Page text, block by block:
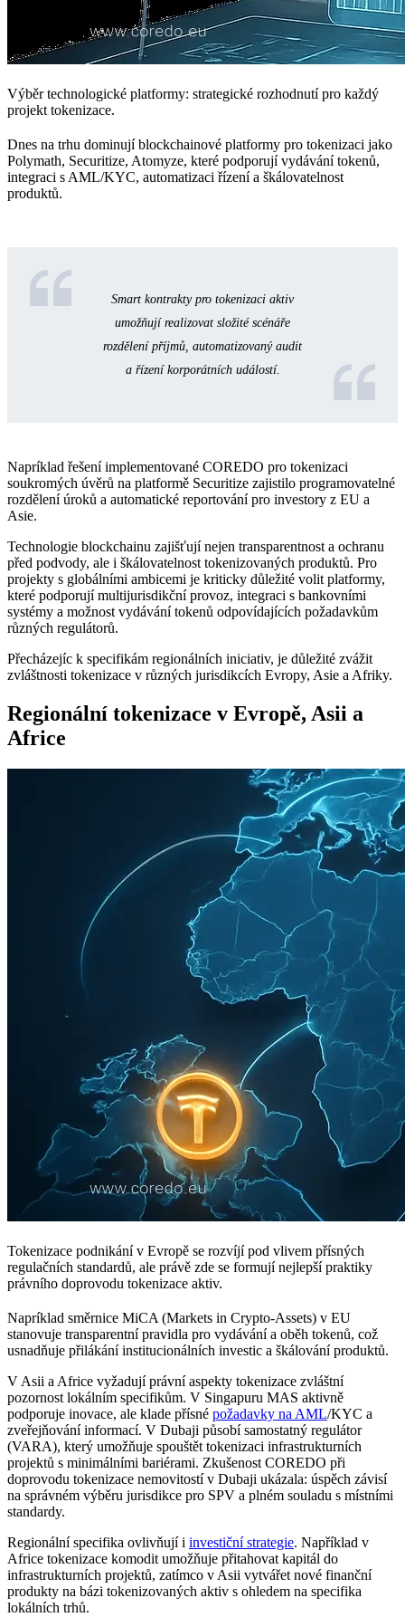
Výběr technologické platformy: strategické rozhodnutí pro každý
projekt tokenizace.
Dnes na trhu dominují blockchainové platformy pro tokenizaci jako
Polymath, Securitize, Atomyze, které podporují vydávání tokenů,
integraci s AML/KYC, automatizaci řízení a škálovatelnost
produktů.
Smart kontrakty pro tokenizaci aktiv
umožňují realizovat složité scénáře
rozdělení příjmů, automatizovaný audit
a řízení korporátních událostí.
Napríklad řešení implementované COREDO pro tokenizaci
soukromých úvěrů na platformě Securitize zajistilo programovatelné
rozdělení úroků a automatické reportování pro investory z EU a
Asie.
Technologie blockchainu zajišťují nejen transparentnost a ochranu
před podvody, ale i škálovatelnost tokenizovaných produktů. Pro
projekty s globálními ambicemi je kriticky důležité volit platformy,
které podporují multijurisdikční provoz, integraci s bankovními
systémy a možnost vydávání tokenů odpovídajících požadavkům
různých regulátorů.
Přecházejíc k specifikám regionálních iniciativ, je důležité zvážit
zvláštnosti tokenizace v různých jurisdikcích Evropy, Asie a Afriky.
Regionální tokenizace v Evropě, Asii a
Africe
Tokenizace podnikání v Evropě se rozvíjí pod vlivem přísných
regulačních standardů, ale právě zde se formují nejlepší praktiky
právního doprovodu tokenizace aktiv.
Napríklad směrnice MiCA (Markets in Crypto-Assets) v EU
stanovuje transparentní pravidla pro vydávání a oběh tokenů, což
usnadňuje přilákání institucionálních investic a škálování produktů.
V Asii a Africe vyžadují právní aspekty tokenizace zvláštní
pozornost lokálním specifikům. V Singapuru MAS aktivně
podporuje inovace, ale klade přísné požadavky na AML/KYC a
zveřejňování informací. V Dubaji působí samostatný regulátor
(VARA), který umožňuje spouštět tokenizaci infrastrukturních
projektů s minimálními bariérami. Zkušenost COREDO při
doprovodu tokenizace nemovitostí v Dubaji ukázala: úspěch závisí
na správném výběru jurisdikce pro SPV a plném souladu s místními
standardy.
Regionální specifika ovlivňují i investiční strategie. Například v
Africe tokenizace komodit umožňuje přitahovat kapitál do
infrastrukturních projektů, zatímco v Asii vytvářet nové finanční
produkty na bázi tokenizovaných aktiv s ohledem na specifika
lokálních trhů.